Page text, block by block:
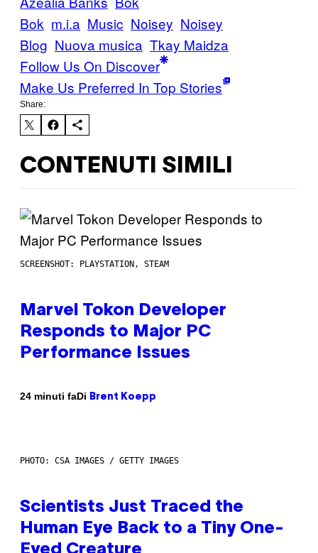
Bok m.i.a Music Noisey Noisey
Blog Nuova musica Tkay Maidza
Follow Us On Discover
Make Us Preferred In Top Stories
Share:
CONTENUTI SIMILI
SCREENSHOT: PLAYSTATION, STEAM
Marvel Tokon Developer
Responds to Major PC
Performance Issues
24 minuti faDi Brent Koepp
PHOTO: CSA IMAGES / GETTY IMAGES
Scientists Just Traced the
Human Eye Back to a Tiny One-
Eyed Creature